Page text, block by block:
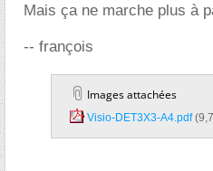
Mais ça ne marche plus à
-- françois
Images attachées
Visio-DET3X3-A4.pdf‎